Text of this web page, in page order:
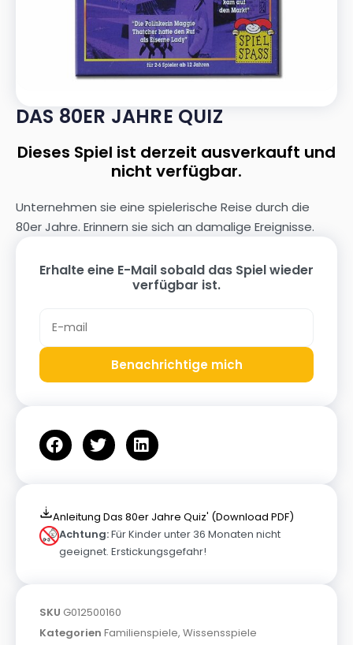
DAS 80ER JAHRE QUIZ
Dieses Spiel ist derzeit ausverkauft und
nicht verfügbar.
Unternehmen sie eine spielerische Reise durch die
80er Jahre. Erinnern sie sich an damalige Ereignisse.
Erhalte eine E-Mail sobald das Spiel wieder
verfügbar ist.
Benachrichtige mich
Anleitung Das 80er Jahre Quiz' (Download PDF)
Achtung:Für Kinder unter 36 Monaten nicht
geeignet. Erstickungsgefahr!
SKU G012500160
Kategorien Familienspiele, Wissensspiele